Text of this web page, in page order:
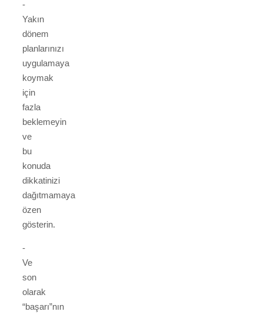
-
Yakın
dönem
planlarınızı
uygulamaya
koymak
için
fazla
beklemeyin
ve
bu
konuda
dikkatinizi
dağıtmamaya
özen
gösterin.
-
Ve
son
olarak
“başarı”nın